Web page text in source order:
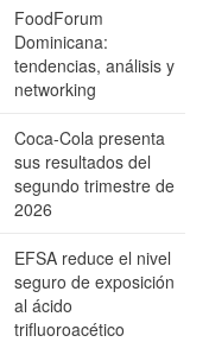
FoodForum
Dominicana:
tendencias, análisis y
networking
Coca-Cola presenta
sus resultados del
segundo trimestre de
2026
EFSA reduce el nivel
seguro de exposición
al ácido
trifluoroacético